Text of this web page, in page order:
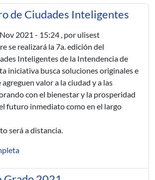
de Ciudades Inteligentes
2021 - 15:24 , por ulisest
se realizará la 7a. edición del
Inteligentes de la Intendencia de
iniciativa busca soluciones originales e
valor a la ciudad y a las
con el bienestar y la prosperidad
futuro inmediato como en el largo
será a distancia.